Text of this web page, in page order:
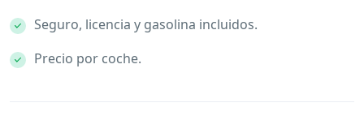
Seguro, licencia y gasolina incluidos.
Precio por coche.